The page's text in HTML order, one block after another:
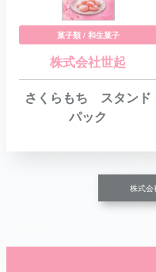
菓子類 / 和生菓子
株式会社世起
さくらもち スタンド
パック
株式会